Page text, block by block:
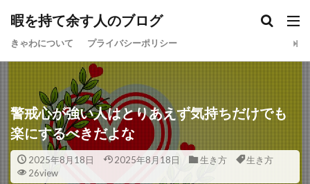
暇を持て余す人のブログ
きゃわについて プライバシーポリシー
警戒心が強い人はとりあえず気持ちだけでも
楽にするべきだよな
2025年8月18日 2025年8月18日 生き方
生き方
26view